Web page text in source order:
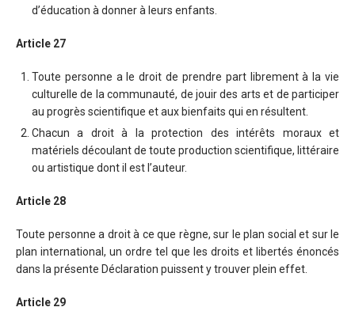
d’éducation à donner à leurs enfants.
Article 27
Toute personne a le droit de prendre part librement à la vie
culturelle de la communauté, de jouir des arts et de participer
au progrès scientifique et aux bienfaits qui en résultent.
Chacun a droit à la protection des intérêts moraux et
matériels découlant de toute production scientifique, littéraire
ou artistique dont il est l’auteur.
Article 28
Toute personne a droit à ce que règne, sur le plan social et sur le
plan international, un ordre tel que les droits et libertés énoncés
dans la présente Déclaration puissent y trouver plein effet.
Article 29